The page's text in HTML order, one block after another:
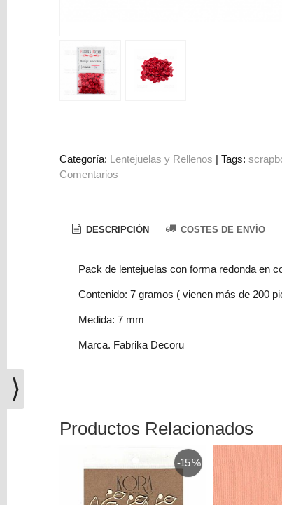
Regalo
Figuras
Carrito
vacío
Redes
Categoría: Lentejuelas y Rellenos |Tags:
Comentarios
DESCRIPCIÓN COSTES DE ENVÍO
Pack de lentejuelas con forma redonda en
Contenido: 7 gramos ( vienen más de 200
Medida: 7 mm
Marca. Fabrika Decoru
Productos Relacionados
-15 %
⟩